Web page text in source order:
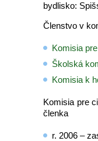
bydlisko:
Členstvo v
Komisia
Školská
Komisia k
Komisia pre
členka
r. 2006 –